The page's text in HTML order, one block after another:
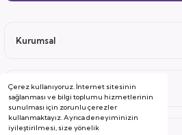
Çerez kullanıyoruz. İnternet sitesinin
sağlanması ve bilgi toplumu hizmetlerinin
sunulması için zorunlu çerezler
kullanmaktayız. Ayrıca deneyiminizin
iyileştirilmesi, size yönelik
Kurumsal
Satış Sonrası